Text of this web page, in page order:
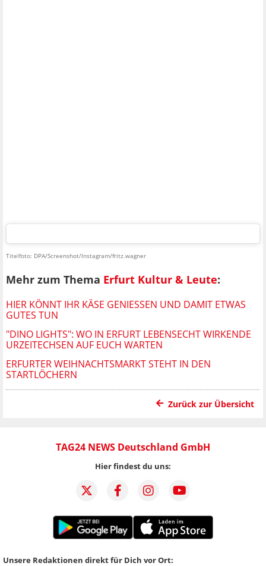
Titelfoto: DPA/Screenshot/Instagram/fritz.wagner
Mehr zum Thema Erfurt Kultur & Leute:
HIER KÖNNT IHR KÄSE GENIESSEN UND DAMIT ETWAS G
UTES TUN
"DINO LIGHTS": WO IN ERFURT LEBENSECHT WIRKENDE
URZEITECHSEN AUF EUCH WARTEN
ERFURTER WEIHNACHTSMARKT STEHT IN DEN
STARTLÖCHERN
Zurück zur Übersicht
TAG24 NEWS Deutschland GmbH
Hier findest du uns:
Unsere Redaktionen direkt für Dich vor Ort: